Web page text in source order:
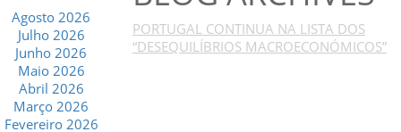
Agosto 2026
Julho 2026
Junho 2026
Maio 2026
Abril 2026
Março 2026
Fevereiro 2026
PORTUGAL CONTINUA NA LISTA DOS
“DESEQUILÍBRIOS MACROECONÓMICOS”